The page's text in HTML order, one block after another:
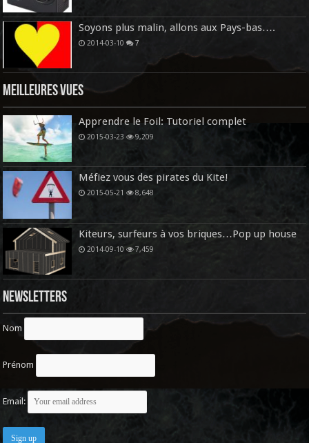
Soyons plus malin, allons aux Pays-bas….
2014-03-10 7
Meilleures vues
Apprendre le Foil: Tutoriel complet
2015-03-23 9,209
Méfiez vous des pirates du Kite!
2015-05-21 8,648
Kiteurs, surfeurs à vos briques…Pop up house
2014-09-10 7,459
Newsletters
Nom
Prénom
Email: